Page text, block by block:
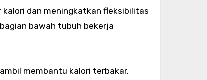
kalori dan meningkatkan fleksibilitas
bawah tubuh bekerja
membantu kalori terbakar.